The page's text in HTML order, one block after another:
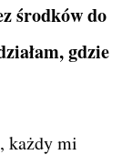
środków do
gdzie
każdy mi